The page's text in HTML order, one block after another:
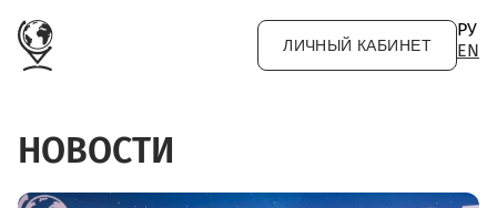
ЛИЧНЫЙ КАБИНЕТ
РУ
EN
НОВОСТИ